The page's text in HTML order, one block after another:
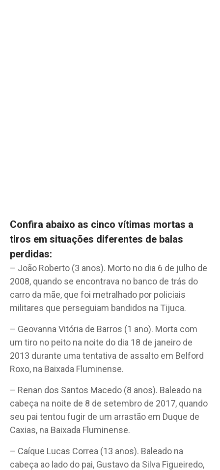
Confira abaixo as cinco vítimas mortas a
tiros em situações diferentes de balas
perdidas:
– João Roberto (3 anos). Morto no dia 6 de julho de
2008, quando se encontrava no banco de trás do
carro da mãe, que foi metralhado por policiais
militares que perseguiam bandidos na Tijuca.
– Geovanna Vitória de Barros (1 ano). Morta com
um tiro no peito na noite do dia 18 de janeiro de
2013 durante uma tentativa de assalto em Belford
Roxo, na Baixada Fluminense.
– Renan dos Santos Macedo (8 anos). Baleado na
cabeça na noite de 8 de setembro de 2017, quando
seu pai tentou fugir de um arrastão em Duque de
Caxias, na Baixada Fluminense.
– Caíque Lucas Correa (13 anos). Baleado na
cabeça ao lado do pai, Gustavo da Silva Figueiredo,